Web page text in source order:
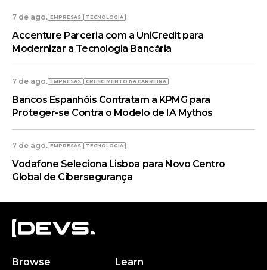
7 de ago. EMPRESAS TECNOLOGIA
Accenture Parceria com a UniCredit para
Modernizar a Tecnologia Bancária
7 de ago. EMPRESAS CRESCIMENTO NA CARREIRA
Bancos Espanhóis Contratam a KPMG para
Proteger-se Contra o Modelo de IA Mythos
7 de ago. EMPRESAS TECNOLOGIA
Vodafone Seleciona Lisboa para Novo Centro
Global de Cibersegurança
Browse Learn